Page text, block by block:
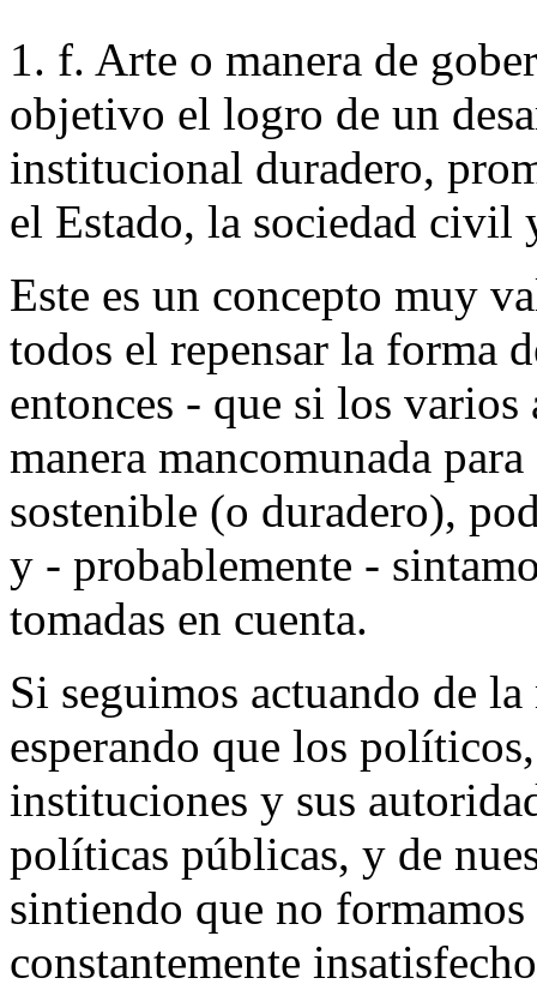
1. f. Arte o manera de
objetivo el logro de un
institucional duradero,
el Estado, la sociedad civil
Este es un concepto muy
todos el repensar la forma
entonces - que si los
manera mancomunada
sostenible (o duradero),
y - probablemente -
tomadas en cuenta.
Si seguimos actuando de
esperando que los
instituciones y sus
políticas públicas, y de
sintiendo que no
constantemente